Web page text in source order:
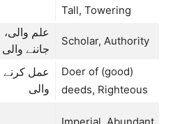
Tall, Towering
علم والی،
جاننے والی
Scholar, Authority
عمل کرنے
والی
Doer of (good)
deeds, Righteous